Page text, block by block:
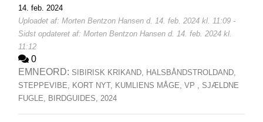
14. feb. 2024
Uploadet af: Morten Bentzon Hansen d. 14. feb. 2024 kl. 11:09 -
Sidst opdateret af: Morten Bentzon Hansen d. 14. feb. 2024 kl.
11:12
0
EMNEORD: SIBIRISK KRIKAND, HALSBÅNDSTROLDAND,
STEPPEVIBE, KORT NYT, KUMLIENS MÅGE, VP , SJÆLDNE
FUGLE, BIRDGUIDES, 2024